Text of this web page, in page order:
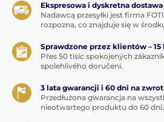
Ekspresowa i dyskretna dostawa
Nadawcą przesyłki jest firma
rozpozna, co znajduje się w
Sprawdzone przez klientów – 15
Přes 50 tisíc spokojených
spolehlivého doručení.
3 lata gwarancji i 60 dni na zwrot
Przedłużona gwarancja na
nieotwartego produktu do 60 dni.